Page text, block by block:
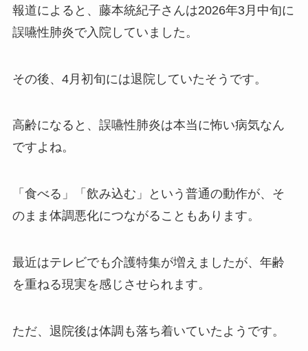
報道によると、藤本統紀子さんは2026年3月中旬に
誤嚥性肺炎で入院していました。
その後、4月初旬には退院していたそうです。
高齢になると、誤嚥性肺炎は本当に怖い病気なん
ですよね。
「食べる」「飲み込む」という普通の動作が、そ
のまま体調悪化につながることもあります。
最近はテレビでも介護特集が増えましたが、年齢
を重ねる現実を感じさせられます。
ただ、退院後は体調も落ち着いていたようです。